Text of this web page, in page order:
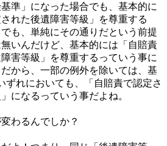
基準」になった場合でも、基本的に
れた後遺障害等級」を尊重する
も、単純にその通りだという前提
いんだけど、基本的には「自賠責
害等級」を尊重するっていう事に
から、一部の例外を除いては、基
ずれにおいても、「自賠責で認定さ
になるっていう事だよね。
わるんでしか？